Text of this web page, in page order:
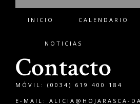
INICIO CALENDARIO
NOTICIAS
Contacto
MÓVIL: (0034) 619 400 184
E-MAIL: ALICIA@HOJARASCA-